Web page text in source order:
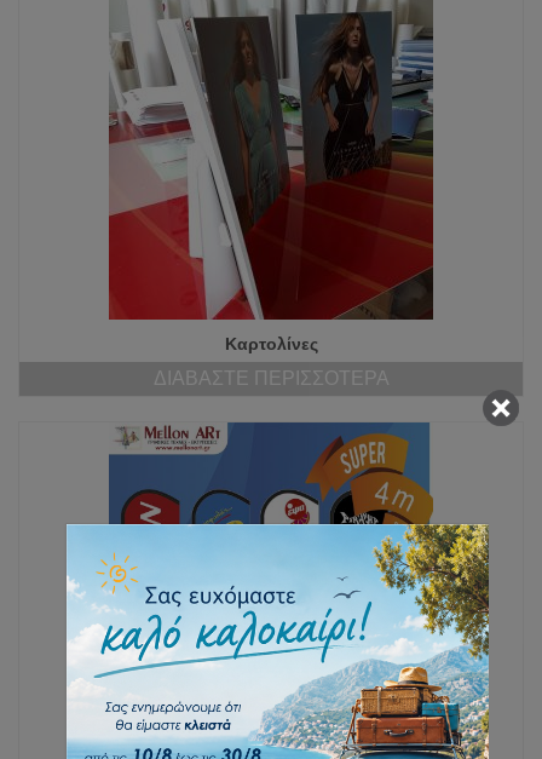
Καρτολίνες
ΔΙΑΒΆΣΤΕ ΠΕΡΙΣΣΌΤΕΡΑ